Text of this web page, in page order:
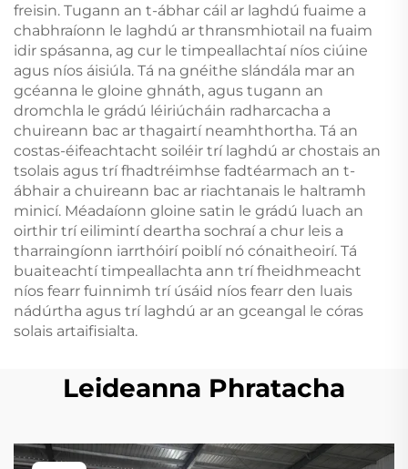
freisin. Tugann an t-ábhar cáil ar laghdú fuaime a
chabhraíonn le laghdú ar thransmhiotail na fuaim
idir spásanna, ag cur le timpeallachtaí níos ciúine
agus níos áisiúla. Tá na gnéithe slándála mar an
gcéanna le gloine ghnáth, agus tugann an
dromchla le grádú léiriúcháin radharcacha a
chuireann bac ar thagairtí neamhthortha. Tá an
costas-éifeachtacht soiléir trí laghdú ar chostais an
tsolais agus trí fhadtréimhse fadtéarmach an t-
ábhair a chuireann bac ar riachtanais le haltramh
minicí. Méadaíonn gloine satin le grádú luach an
oirthir trí eilimintí deartha sochraí a chur leis a
tharraingíonn iarrthóirí poiblí nó cónaitheoirí. Tá
buaiteachtí timpeallachta ann trí fheidhmeacht
níos fearr fuinnimh trí úsáid níos fearr den luais
nádúrtha agus trí laghdú ar an gceangal le córas
solais artaifisialta.
Leideanna Phratacha